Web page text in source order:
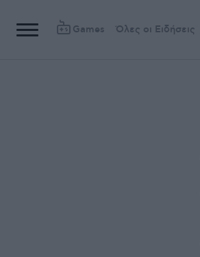
Games Όλες οι Ειδήσεις